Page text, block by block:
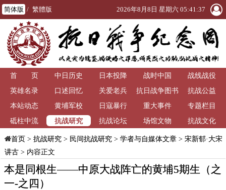
简体版 / 繁體版 2026年8月8日 星期六 05:41:39
首 页 中日历史 日本投降 战时中国
战线战役
英雄名录
口述回忆 关爱老兵
抗日战争图书
馆
抗战公益
本站动态
黄埔军校 日寇暴行 重大事件
专题栏目
砥柱中流
抗战研究 抗战论坛 场馆文物 抗战文化
首页> 抗战研究> 民间抗战研究> 学者与自媒体文章> 宋新郁·大宋
讲古> 内容正文
本是同根生——中原大战阵亡的黄埔5期生（之
一-之四）